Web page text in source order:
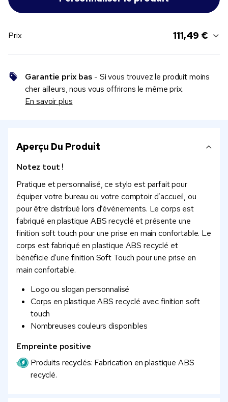
Prix 111,49 €
Garantie prix bas - Si vous trouvez le produit moins
cher ailleurs, nous vous offrirons le même prix.
En savoir plus
Aperçu Du Produit
Notez tout !
Pratique et personnalisé, ce stylo est parfait pour
équiper votre bureau ou votre comptoir d’accueil, ou
pour être distribué lors d’événements. Le corps est
fabriqué en plastique ABS recyclé et présente une
finition soft touch pour une prise en main confortable. Le
corps est fabriqué en plastique ABS recyclé et
bénéficie d’une finition Soft Touch pour une prise en
main confortable.
Logo ou slogan personnalisé
Corps en plastique ABS recyclé avec finition soft
touch
Nombreuses couleurs disponibles
Empreinte positive
Produits recyclés: Fabrication en plastique ABS
recyclé.